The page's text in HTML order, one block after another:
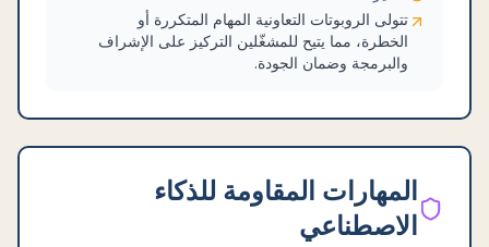
تتولى الروبوتات التعاونية المهام المتكررة أو
الخطرة، مما يتيح للمشغّلين التركيز على الإشراف
والبرمجة وضمان الجودة.
المهارات المقاومة للذكاء
الاصطناعي